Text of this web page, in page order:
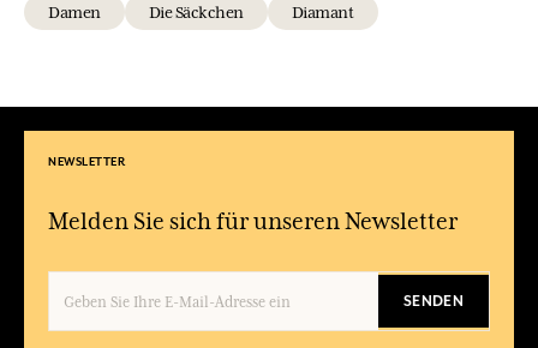
Damen Die Säckchen Diamant
NEWSLETTER
Melden Sie sich für unseren Newsletter
SENDEN